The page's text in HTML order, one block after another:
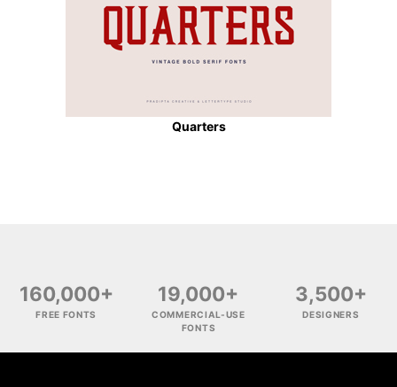
Quarters
160,000+
FREE FONTS
19,000+
COMMERCIAL-USE
FONTS
3,500+
DESIGNERS